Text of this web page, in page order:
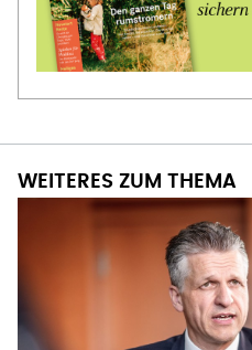
WEITERES ZUM THEMA